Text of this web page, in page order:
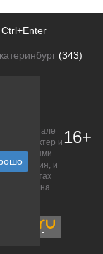
Ctrl+Enter
(343)
на портале
характер и
описания, и
на сайтах
право на
16+